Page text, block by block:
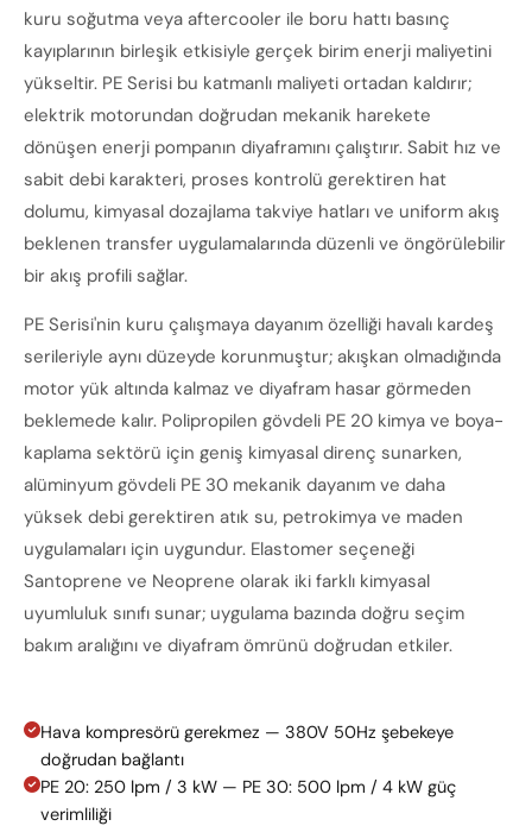
kuru soğutma veya aftercooler ile boru hattı basınç
kayıplarının birleşik etkisiyle gerçek birim enerji maliyetini
yükseltir. PE Serisi bu katmanlı maliyeti ortadan kaldırır;
elektrik motorundan doğrudan mekanik harekete
dönüşen enerji pompanın diyaframını çalıştırır. Sabit hız ve
sabit debi karakteri, proses kontrolü gerektiren hat
dolumu, kimyasal dozajlama takviye hatları ve uniform akış
beklenen transfer uygulamalarında düzenli ve öngörülebilir
bir akış profili sağlar.
PE Serisi'nin kuru çalışmaya dayanım özelliği havalı kardeş
serileriyle aynı düzeyde korunmuştur; akışkan olmadığında
motor yük altında kalmaz ve diyafram hasar görmeden
beklemede kalır. Polipropilen gövdeli PE 20 kimya ve boya-
kaplama sektörü için geniş kimyasal direnç sunarken,
alüminyum gövdeli PE 30 mekanik dayanım ve daha
yüksek debi gerektiren atık su, petrokimya ve maden
uygulamaları için uygundur. Elastomer seçeneği
Santoprene ve Neoprene olarak iki farklı kimyasal
uyumluluk sınıfı sunar; uygulama bazında doğru seçim
bakım aralığını ve diyafram ömrünü doğrudan etkiler.
Hava kompresörü gerekmez — 380V 50Hz şebekeye
doğrudan bağlantı
PE 20: 250 lpm / 3 kW — PE 30: 500 lpm / 4 kW güç
verimliliği